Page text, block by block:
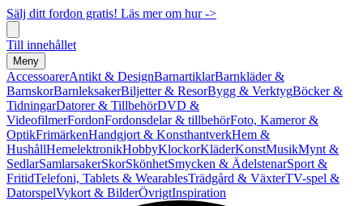
Sälj ditt fordon gratis! Läs mer om hur ->
Till innehållet
Meny
AccessoarerAntikt & DesignBarnartiklarBarnkläder &
BarnskorBarnleksakerBiljetter & ResorBygg & VerktygBöcker &
TidningarDatorer & TillbehörDVD &
VideofilmerFordonFordonsdelar & tillbehörFoto, Kameror &
OptikFrimärkenHandgjort & KonsthantverkHem &
HushållHemelektronikHobbyKlockorKläderKonstMusikMynt &
SedlarSamlarsakerSkorSkönhetSmycken & ÄdelstenarSport &
FritidTelefoni, Tablets & WearablesTrädgård & VäxterTV-spel &
DatorspelVykort & BilderÖvrigtInspiration